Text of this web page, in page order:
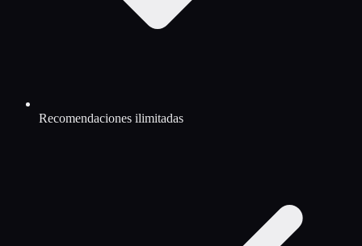
Recomendaciones ilimitadas